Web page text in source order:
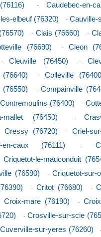
- Caudebec-en-
elbeuf (76320) - Cauville-
- Clais (76660) -
(76690) - Cleon
Cleuville (76450) -
- Colleville
(76550)
- Compainville
Contremoulins (76400) -
mallet (76450) -
Cressy (76720) -Criel-
en-caux (76111) -
Criquetot-le-mauconduit
(76590)
-Criquetot-sur-
- Critot (76680) -
Croix-mare (76190) -
-Crosville-sur-scie
Cuverville-sur-yeres (76260)